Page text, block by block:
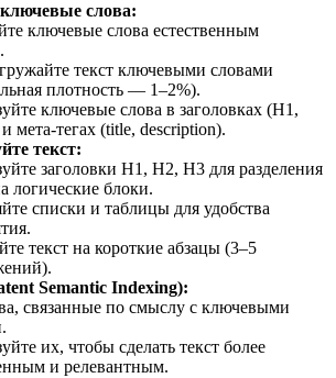
слова:
ключевые слова естественным
текст ключевыми словами
плотность — 1–2%).
ключевые слова в заголовках (H1,
мета-тегах (title, description).
текст:
заголовки H1, H2, H3 для разделения
логические блоки.
списки и таблицы для удобства
текст на короткие абзацы (3–5
Semantic Indexing):
связанные по смыслу с ключевыми
их, чтобы сделать текст более
и релевантным.